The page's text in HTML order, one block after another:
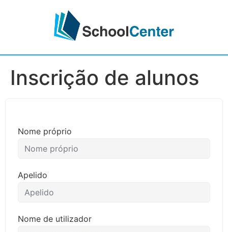
Inscrição de alunos
Nome próprio
Apelido
Nome de utilizador